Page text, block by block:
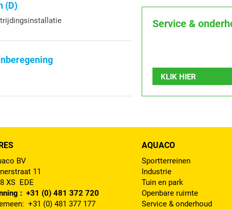
(D)
Service &
KLIK HIER
BV
11
XS EDE
: +31 (0) 481 372 720
+31 (0) 481 377 177
AQUACO
Sportterreinen
Industrie
Tuin en park
Openbare ruimte
Service & onderhoud